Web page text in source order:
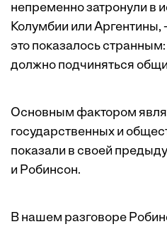
непременно затронули в
Колумбии или
это показалось
должно подчиняться
Основным фактором
государственных и
показали в своей
и Робинсон.
В нашем разговоре